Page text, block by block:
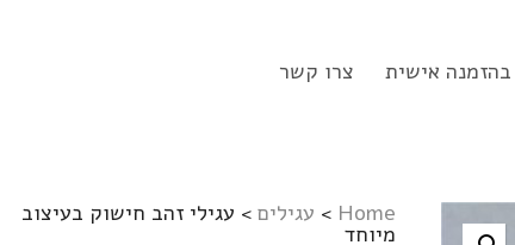
בהזמנה אישית צרו קשר
Home
> עגילים > עגילי זהב חישוק בעיצוב
מיוחד